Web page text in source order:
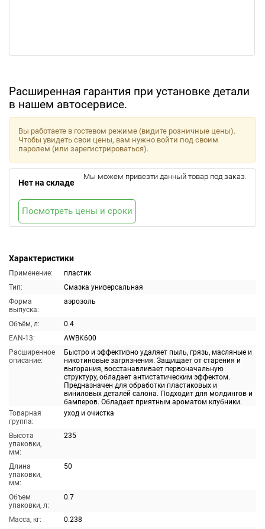
Расширенная гарантия при установке детали
в нашем автосервисе.
Характеристики
Применение:
пластик
Тип:
Смазка универсальная
Форма
выпуска:
аэрозоль
Объём, л:
0.4
EAN-13:
AWBK600
Расширенное
описание:
Быстро и эффективно удаляет пыль, грязь, масляные и
никотиновые загрязнения. Защищает от старения и
выгорания, восстанавливает первоначальную
структуру, обладает антистатическим эффектом.
Предназначен для обработки пластиковых и
виниловых деталей салона. Подходит для молдингов и
бамперов. Обладает приятным ароматом клубники.
Товарная
группа:
уход и очистка
Высота
упаковки,
мм:
235
Длина
упаковки,
мм:
50
Объем
упаковки, л:
0.7
Масса, кг:
0.238
Вы работаете в гостевом режиме (видите розничные цены).
Чтобы увидеть свои цены, вам нужно войти под своим
паролем (или зарегистрироваться).
Нет на складе
Мы можем привезти данный товар под заказ.
Посмотреть цены и сроки